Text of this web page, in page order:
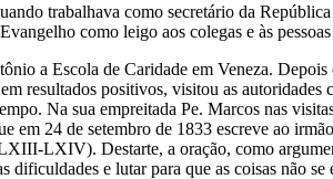
trabalhava como secretário da República
como leigo aos colegas e às
Escola de Caridade em Veneza. Depois
resultados positivos, visitou as
Na sua empreitada Pe. Marcos nas
em 24 de setembro de 1833 escreve ao
LXIV). Destarte, a oração, como
dificuldades e lutar para que as coisas não